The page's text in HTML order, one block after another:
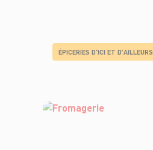
ÉPICERIES D'ICI ET D'AILLEURS